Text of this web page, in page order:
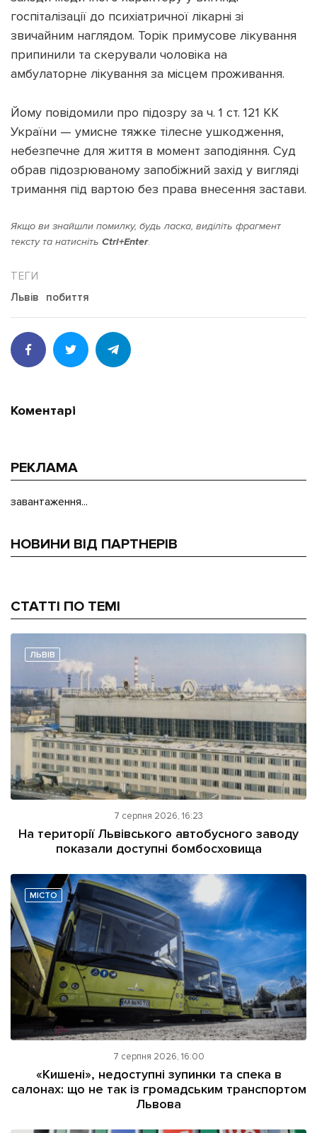
госпіталізації до психіатричної лікарні зі
звичайним наглядом. Торік примусове лікування
припинили та скерували чоловіка на
амбулаторне лікування за місцем проживання.
Йому повідомили про підозру за ч. 1 ст. 121 КК
України — умисне тяжке тілесне ушкодження,
небезпечне для життя в момент заподіяння. Суд
обрав підозрюваному запобіжний захід у вигляді
тримання під вартою без права внесення застави.
Якщо ви знайшли помилку, будь ласка, виділіть фрагмент
тексту та натисніть Ctrl+Enter.
Львів побиття
Коментарі
РЕКЛАМА
завантаження...
НОВИНИ ВІД ПАРТНЕРІВ
СТАТТІ ПО ТЕМІ
ЛЬВІВ
7 серпня 2026, 16:23
На території Львівського автобусного заводу
показали доступні бомбосховища
МІСТО
7 серпня 2026, 16:00
«Кишені», недоступні зупинки та спека в
салонах: що не так із громадським транспортом
Львова